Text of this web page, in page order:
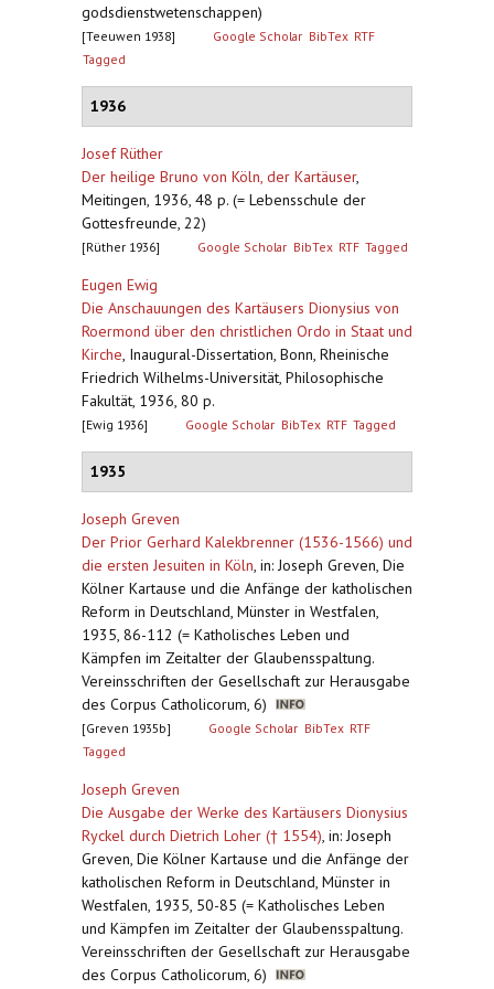
godsdienstwetenschappen)
[Teeuwen 1938] Google Scholar BibTex RTF
Tagged
1936
Josef Rüther
Der heilige Bruno von Köln, der Kartäuser,
Meitingen, 1936, 48 p. (= Lebensschule der
Gottesfreunde, 22)
[Rüther 1936] Google Scholar BibTex RTF Tagged
Eugen Ewig
Die Anschauungen des Kartäusers Dionysius von
Roermond über den christlichen Ordo in Staat und
Kirche, Inaugural-Dissertation, Bonn, Rheinische
Friedrich Wilhelms-Universität, Philosophische
Fakultät, 1936, 80 p.
[Ewig 1936] Google Scholar BibTex RTF Tagged
1935
Joseph Greven
Der Prior Gerhard Kalekbrenner (1536-1566) und
die ersten Jesuiten in Köln, in: Joseph Greven, Die
Kölner Kartause und die Anfänge der katholischen
Reform in Deutschland, Münster in Westfalen,
1935, 86-112 (= Katholisches Leben und
Kämpfen im Zeitalter der Glaubensspaltung.
Vereinsschriften der Gesellschaft zur Herausgabe
des Corpus Catholicorum, 6)
[Greven 1935b] Google Scholar BibTex RTF
Tagged
Joseph Greven
Die Ausgabe der Werke des Kartäusers Dionysius
Ryckel durch Dietrich Loher († 1554), in: Joseph
Greven, Die Kölner Kartause und die Anfänge der
katholischen Reform in Deutschland, Münster in
Westfalen, 1935, 50-85 (= Katholisches Leben
und Kämpfen im Zeitalter der Glaubensspaltung.
Vereinsschriften der Gesellschaft zur Herausgabe
des Corpus Catholicorum, 6)